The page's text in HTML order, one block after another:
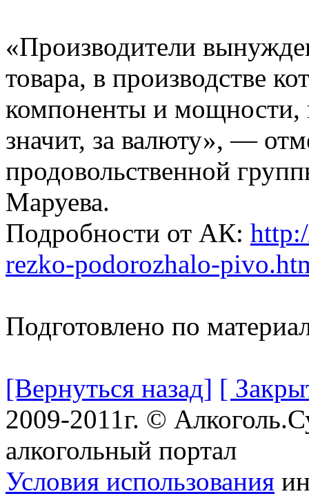
«Производители
товара, в производстве
компоненты и мощности,
значит, за валюту», —
продовольственной
Маруева.
Подробности от АК:
rezko-podorozhalo-
Подготовлено по
[Вернуться назад] [
2009-2011г. ©
алкогольный портал
Условия использования